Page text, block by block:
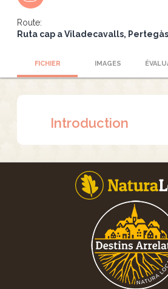
Route:
Ruta cap a Viladecavalls,
FICHIER IMAGES
Introduction